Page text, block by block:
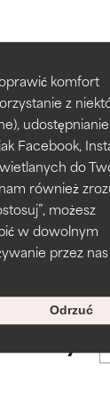
komfort
z
Facebook,
do
również
możesz
w dowolnym
przez nas
Odrzuć
lub inne,
z innymi
przynosić
szkody niż
lub inne,
z innymi
przynosić
szkody niż